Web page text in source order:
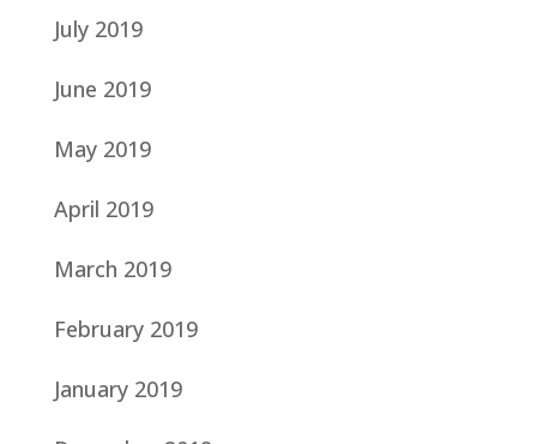
July 2019
June 2019
May 2019
April 2019
March 2019
February 2019
January 2019